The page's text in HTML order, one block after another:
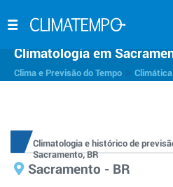
Climatologia em
Clima e Previsão do Tempo Climática
Climatologia e histórico de
Sacramento, BR
Sacramento - BR